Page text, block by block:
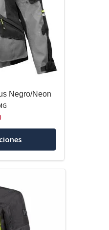
Negro/Neon
producto
tiene
múltiples